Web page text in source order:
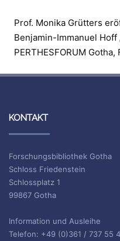
Prof. Monika Grütters
Benjamin-Immanuel
PERTHESFORUM
KONTAKT
Forschungsbibliothek Gotha
Schloss Friedenstein
Schlossplatz 1
99867 Gotha
Information und Ausleihe
Telefon: +49 (0)361 / 737 55